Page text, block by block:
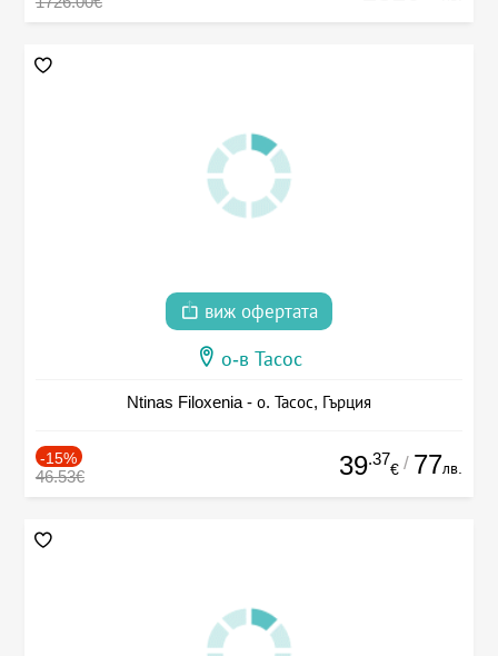
виж офертата
о-в Тасос
Ntinas Filoxenia - о. Тасос, Гърция
-15%
46.53€ 39.37
€ / 77лв.